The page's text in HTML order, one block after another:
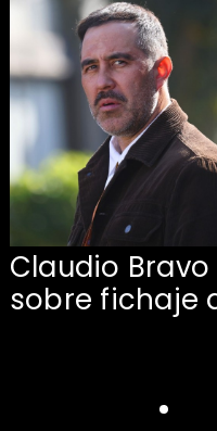
Claudio
sobre fichaje